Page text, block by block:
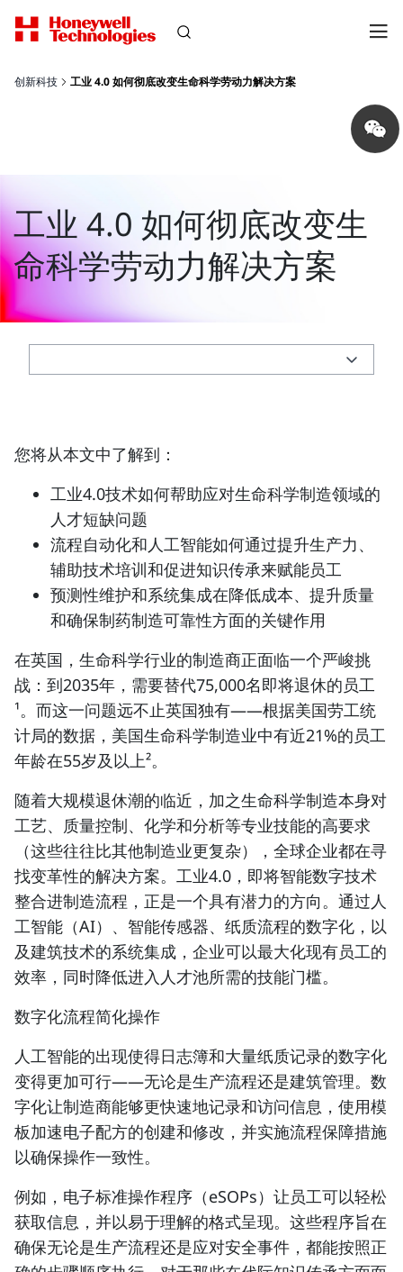
创新科技 工业 4.0 如何彻底改变生命科学劳动力解决方案
Share
on
wechat
工业 4.0 如何彻底改变生
命科学劳动力解决方案
您将从本文中了解到：
工业4.0技术如何帮助应对生命科学制造领域的
人才短缺问题
流程自动化和人工智能如何通过提升生产力、
辅助技术培训和促进知识传承来赋能员工
预测性维护和系统集成在降低成本、提升质量
和确保制药制造可靠性方面的关键作用
在英国，生命科学行业的制造商正面临一个严峻挑
战：到2035年，需要替代75,000名即将退休的员工
¹。而这一问题远不止英国独有——根据美国劳工统
计局的数据，美国生命科学制造业中有近21%的员工
年龄在55岁及以上²。
随着大规模退休潮的临近，加之生命科学制造本身对
工艺、质量控制、化学和分析等专业技能的高要求
（这些往往比其他制造业更复杂），全球企业都在寻
找变革性的解决方案。工业4.0，即将智能数字技术
整合进制造流程，正是一个具有潜力的方向。通过人
工智能（AI）、智能传感器、纸质流程的数字化，以
及建筑技术的系统集成，企业可以最大化现有员工的
效率，同时降低进入人才池所需的技能门槛。
数字化流程简化操作
人工智能的出现使得日志簿和大量纸质记录的数字化
变得更加可行——无论是生产流程还是建筑管理。数
字化让制造商能够更快速地记录和访问信息，使用模
板加速电子配方的创建和修改，并实施流程保障措施
以确保操作一致性。
例如，电子标准操作程序（eSOPs）让员工可以轻松
获取信息，并以易于理解的格式呈现。这些程序旨在
确保无论是生产流程还是应对安全事件，都能按照正